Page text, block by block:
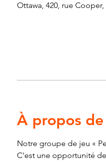
Ottawa, 420, rue
À propos
Notre groupe de jeu «
C'est une opportunité